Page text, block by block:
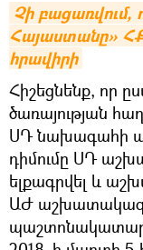
Չի բացառվում,
Հայաստանը»
հրավիրի
Հիշեցնենք, որ
ծառայության
ՍԴ նախագահի
դիմումը ՍԴ
ելքագրվել և
ԱԺ
պաշտոնակատար